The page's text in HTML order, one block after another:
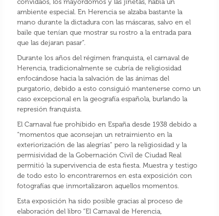
ambiente especial. En Herencia se alzaba bastante la
mano durante la dictadura con las máscaras, salvo en el
baile que tenían que mostrar su rostro a la entrada para
que las dejaran pasar”.
Durante los años del régimen franquista, el carnaval de
Herencia, tradicionalmente se cubría de religiosidad
enfocándose hacia la salvación de las ánimas del
purgatorio, debido a esto consiguió mantenerse como un
caso excepcional en la geografía española, burlando la
represión franquista.
El Carnaval fue prohibido en España desde 1938 debido a
“momentos que aconsejan un retraimiento en la
exteriorización de las alegrías” pero la religiosidad y la
permisividad de la Gobernación Civil de Ciudad Real
permitió la supervivencia de esta fiesta. Muestra y testigo
de todo esto lo encontraremos en esta exposición con
fotografías que inmortalizaron aquellos momentos.
Esta exposición ha sido posible gracias al proceso de
elaboración del libro “El Carnaval de Herencia,